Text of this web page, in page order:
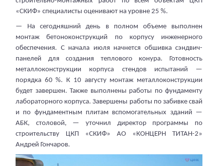
«СКИФ» специалисты оценивают на уровне 25 %.
— На сегодняшний день в полном объеме выполнен
монтаж бетоноконструкций по корпусу инженерного
обеспечения. С начала июля начнется обшивка сэндвич-
панелей для создания теплового конура. Готовность
металлоконструкции корпуса стендов испытаний —
порядка 60 %. К 10 августу монтаж металлоконструкции
будет завершен. Также выполнены работы по фундаменту
лабораторного корпуса. Завершены работы по забивке свай
и по фундаментным плитам вспомогательных зданий —
АБК, столовой, — уточнил директор программы по
строительству ЦКП «СКИФ» АО «КОНЦЕРН ТИТАН-2»
Андрей Гончаров.